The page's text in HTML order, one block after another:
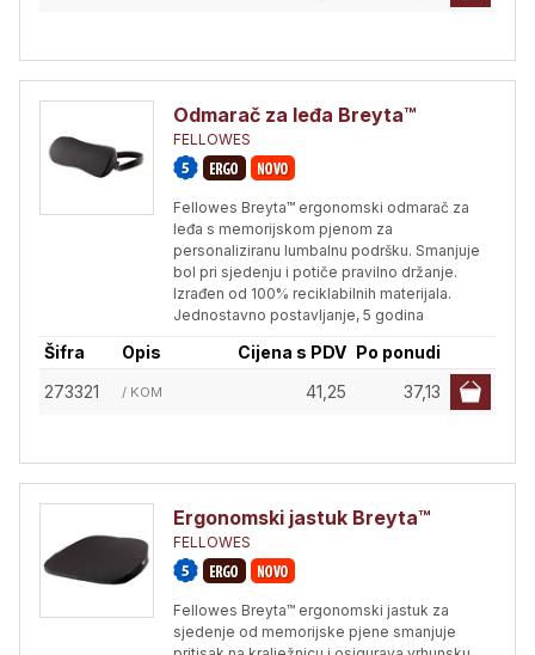
Odmarač za leđa Breyta™
FELLOWES
Fellowes Breyta™ ergonomski odmarač za
leđa s memorijskom pjenom za
personaliziranu lumbalnu podršku. Smanjuje
bol pri sjedenju i potiče pravilno držanje.
Izrađen od 100% reciklabilnih materijala.
Jednostavno postavljanje, 5 godina
Šifra Opis Cijena s PDV Po ponudi
273321
/ KOM 41,25 37,13
Ergonomski jastuk Breyta™
FELLOWES
Fellowes Breyta™ ergonomski jastuk za
sjedenje od memorijske pjene smanjuje